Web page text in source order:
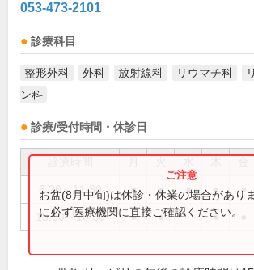
053-473-2101
診療科目
整形外科 外科 放射線科 リウマチ科
ン科
診療/受付時間・休診日
8:30～11:30 ● ● ● ● ●
15:30～18:30 ● ● ●
お盆(8月中旬)は休診・休業の場合があり
に必ず医療機関に直接ご確認ください。